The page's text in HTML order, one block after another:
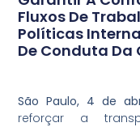
Fluxos De
Políticas
De Conduta
São Paulo, 4 de
reforçar a